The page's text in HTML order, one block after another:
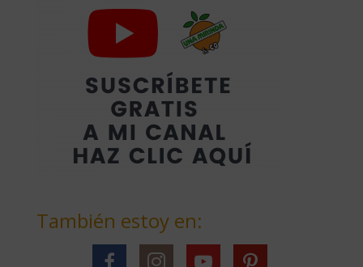
También estoy en: